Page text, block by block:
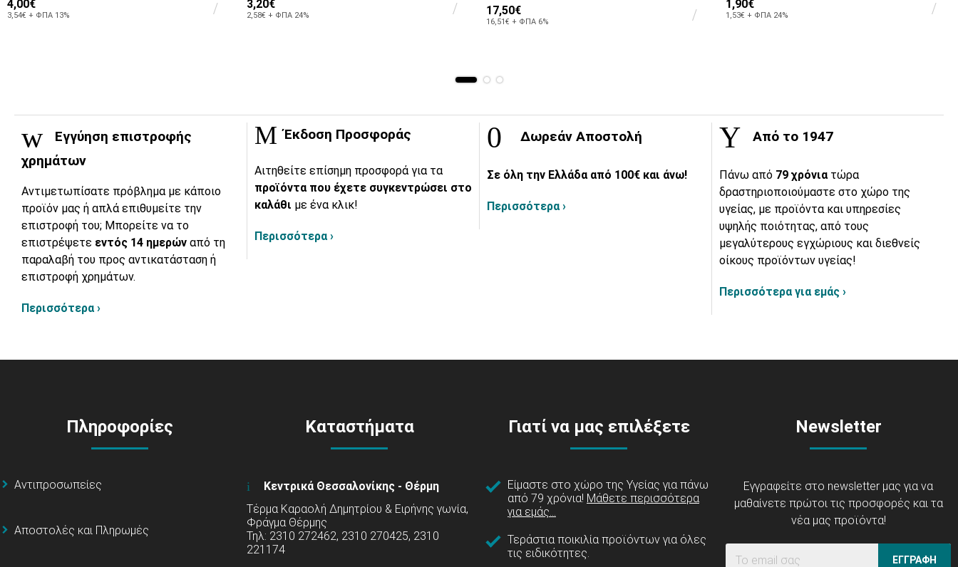
4,00€
3,54€ + ΦΠΑ 13%
3,20€
2,58€ + ΦΠΑ 24% 17,50€
16,51€ + ΦΠΑ 6%
1,90€
1,53€ + ΦΠΑ 24%
Εγγύηση επιστροφής
χρημάτων
Αντιμετωπίσατε πρόβλημα με κάποιο
προϊόν μας ή απλά επιθυμείτε την
επιστροφή του; Μπορείτε να το
επιστρέψετε εντός 14 ημερών από τη
παραλαβή του προς αντικατάσταση ή
επιστροφή χρημάτων.
Περισσότερα ›
Έκδοση Προσφοράς
Αιτηθείτε επίσημη προσφορά για τα
προϊόντα που έχετε συγκεντρώσει στο
καλάθι με ένα κλικ!
Περισσότερα ›
Δωρεάν Αποστολή
Σε όλη την Ελλάδα από 100€ και άνω!
Περισσότερα ›
Από το 1947
Πάνω από 79 χρόνια τώρα
δραστηριοποιούμαστε στο χώρο της
υγείας, με προϊόντα και υπηρεσίες
υψηλής ποιότητας, από τους
μεγαλύτερους εγχώριους και διεθνείς
οίκους προϊόντων υγείας!
Περισσότερα για εμάς ›
Πληροφορίες
Αντιπροσωπείες
Αποστολές και Πληρωμές
Καταστήματα
Κεντρικά Θεσσαλονίκης - Θέρμη
Τέρμα Καραολή Δημητρίου & Ειρήνης γωνία,
Φράγμα Θέρμης
Τηλ: 2310 272462, 2310 270425, 2310
221174
Γιατί να μας επιλέξετε
Είμαστε στο χώρο της Υγείας για πάνω
από 79 χρόνια! Μάθετε περισσότερα
για εμάς...
Τεράστια ποικιλία προϊόντων για όλες
τις ειδικότητες.
Newsletter
Εγγραφείτε στο newsletter μας για να
μαθαίνετε πρώτοι τις προσφορές και τα
νέα μας προϊόντα!
ΕΓΓΡΑΦΗ